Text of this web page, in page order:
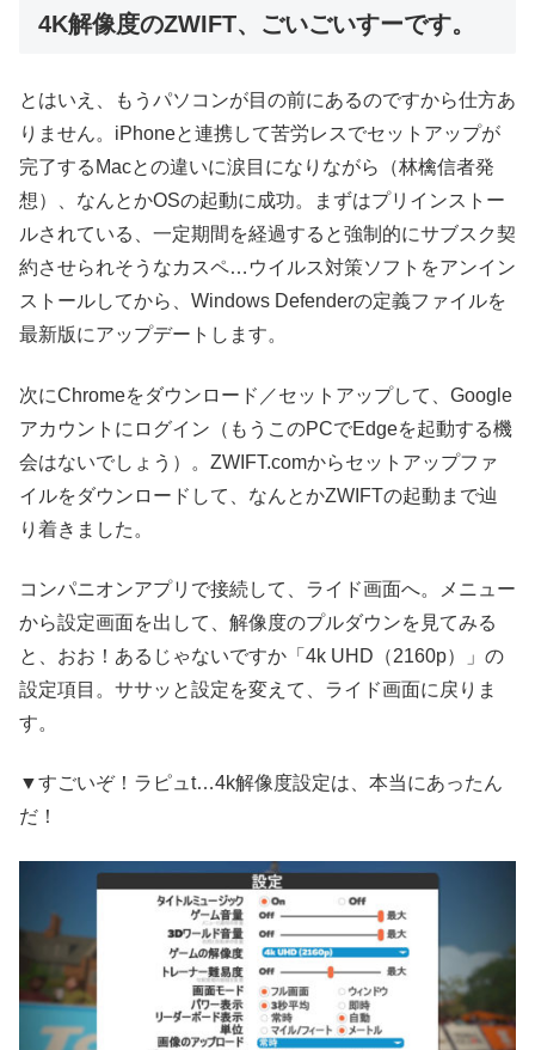
4K解像度のZWIFT、ごいごいすーです。
とはいえ、もうパソコンが目の前にあるのですから仕方あ
りません。iPhoneと連携して苦労レスでセットアップが
完了するMacとの違いに涙目になりながら（林檎信者発
想）、なんとかOSの起動に成功。まずはプリインストー
ルされている、一定期間を経過すると強制的にサブスク契
約させられそうなカスペ…ウイルス対策ソフトをアンイン
ストールしてから、Windows Defenderの定義ファイルを
最新版にアップデートします。
次にChromeをダウンロード／セットアップして、Google
アカウントにログイン（もうこのPCでEdgeを起動する機
会はないでしょう）。ZWIFT.comからセットアップファ
イルをダウンロードして、なんとかZWIFTの起動まで辿
り着きました。
コンパニオンアプリで接続して、ライド画面へ。メニュー
から設定画面を出して、解像度のプルダウンを見てみる
と、おお！あるじゃないですか「4k UHD（2160p）」の
設定項目。ササッと設定を変えて、ライド画面に戻りま
す。
▼すごいぞ！ラピュt…4k解像度設定は、本当にあったん
だ！